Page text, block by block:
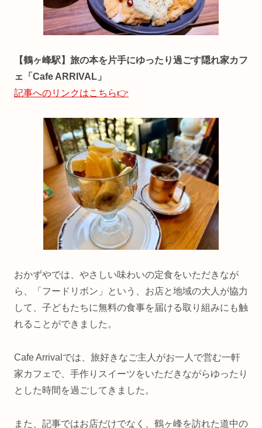
【鶴ヶ峰駅】旅の本を片手にゆったり過ごす隠れ家カフ
ェ「Cafe ARRIVAL」
記事へのリンクはこちら👉
おかずやでは、やさしい味わいの定食をいただきなが
ら、「フードリボン」という、お店と地域の大人が協力
して、子どもたちに無料の食事を届ける取り組みにも触
れることができました。
Cafe Arrivalでは、旅好きなご主人がお一人で営む一軒
家カフェで、手作りスイーツをいただきながらゆったり
とした時間を過ごしてきました。
また、記事ではお店だけでなく、鶴ヶ峰を訪れた道中の